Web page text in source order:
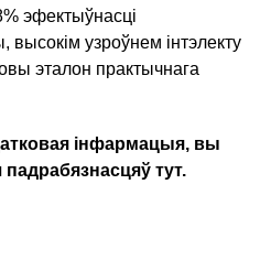
эфектыўнасці
узроўнем інтэлекту
эталон практычнага
інфармацыя, вы
тут.